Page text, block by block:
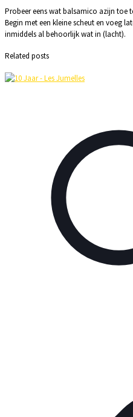
Probeer eens wat balsamico azijn toe
Begin met een kleine scheut en voeg
inmiddels al behoorlijk wat in (lacht).
Related posts